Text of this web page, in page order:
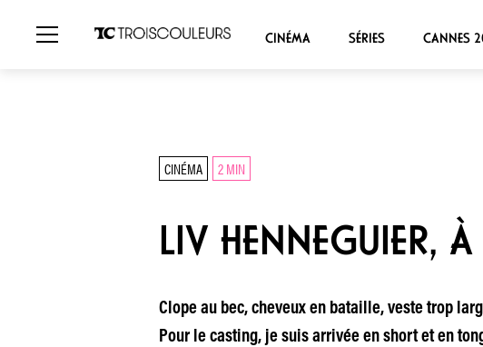
CINÉMA SÉRIES CANNES
CINÉMA 2 MIN
LIV HENNEGUIER, À
Clope au bec, cheveux en bataille, veste trop
Pour le casting, je suis arrivée en short et en